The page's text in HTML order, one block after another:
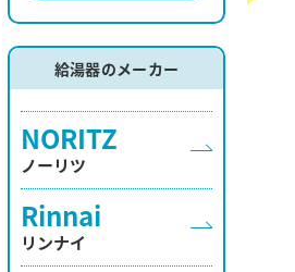
給湯器のメーカー
NORITZ
ノーリツ
Rinnai
リンナイ